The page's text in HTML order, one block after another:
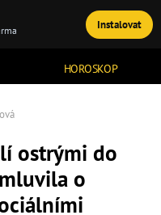
HOROSKOP
TÉMATA
ostrými do
o
Instalovat